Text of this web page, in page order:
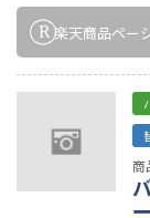
楽天商品ペー
商